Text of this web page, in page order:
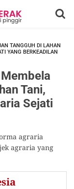
TANGGUH DI LAHAN
YANG BERKEADILAN
Tani,
Sejati
agraria
agraria yang